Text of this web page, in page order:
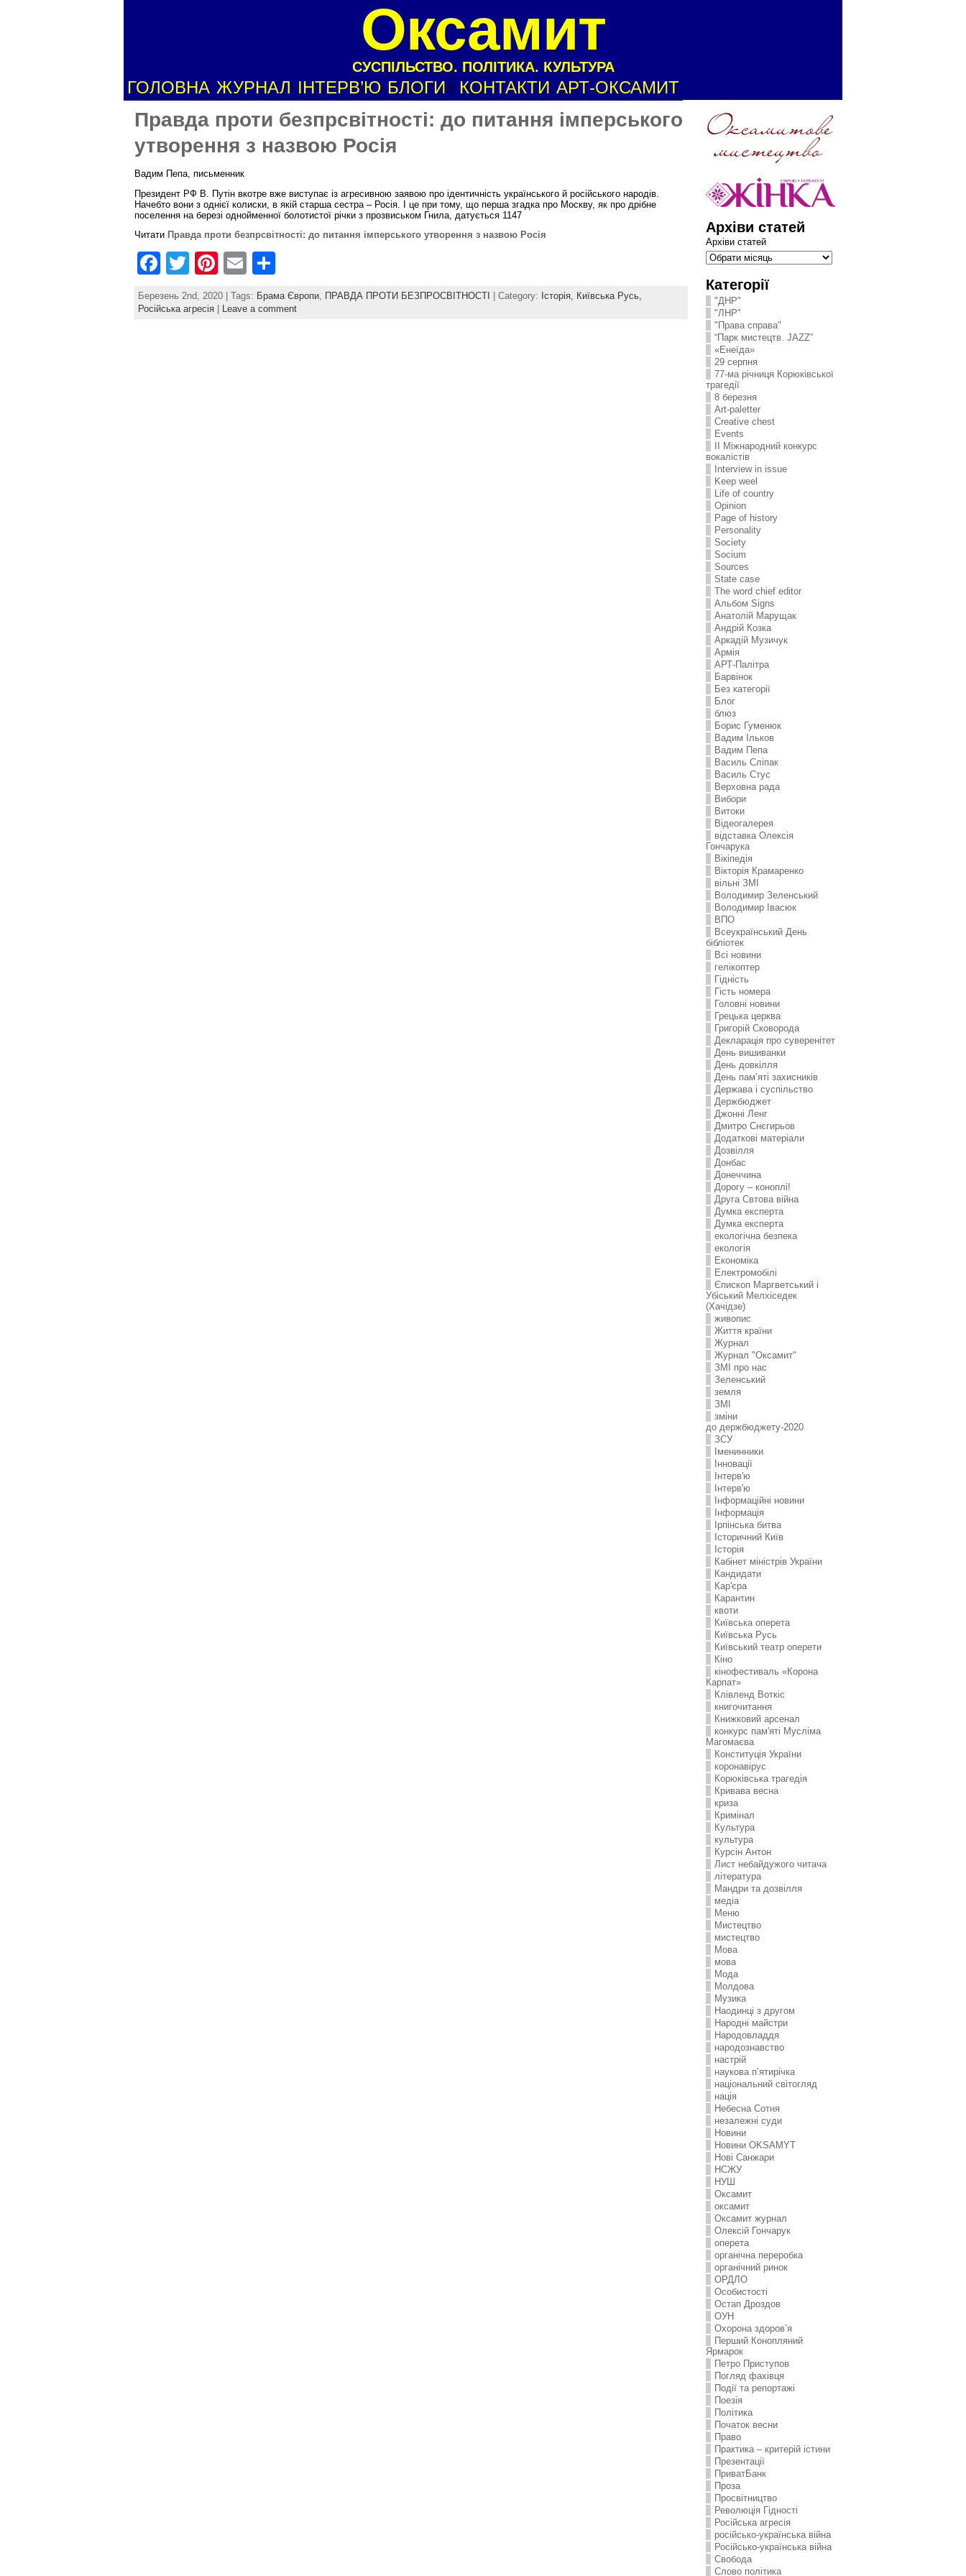
Оксамит
СУСПІЛЬСТВО. ПОЛІТИКА. КУЛЬТУРА
ГОЛОВНА ЖУРНАЛ ІНТЕРВ’Ю БЛОГИ КОНТАКТИ АРТ-ОКСАМИТ
Правда проти безпрсвітності: до питання імперського
утворення з назвою Росія
Вадим Пепа, письменник
Президент РФ В. Путін вкотре вже виступає із агресивною заявою про ідентичність українського й російського народів.
Начебто вони з однієї колиски, в якій старша сестра – Росія. І це при тому, що перша згадка про Москву, як про дрібне
поселення на березі однойменної болотистої річки з прозвиськом Гнила, датується 1147
Читати Правда проти безпрсвітності: до питання імперського утворення з назвою Росія
F
c
T
w
itt
Pi
nt
er
E
m
ai
h
ar
Березень 2nd, 2020 | Tags: Брама Європи, ПРАВДА ПРОТИ БЕЗПРОСВІТНОСТІ | Category: Історія, Київська Русь,
Російська агресія
Leave a comment
Архіви статей
Архіви статей
Категорії
"ДНР"
"ЛНР"
"Права справа"
“Парк мистецтв. JAZZ”
«Енеїда»
29 серпня
77-ма річниця Корюківської
трагедії
8 березня
Art-paletter
Creative chest
Events
II Міжнародний конкурс
вокалістів
Interview in issue
Keep weel
Life of country
Opinion
Page of history
Personality
Society
Socium
Sources
State case
The word chief editor
Альбом Signs
Анатолій Марущак
Андрій Козка
Аркадій Музичук
Армія
АРТ-Палітра
Барвінок
Без категорії
Блог
блюз
Борис Гуменюк
Вадим Ільков
Вадим Пепа
Василь Сліпак
Василь Стус
Верховна рада
Вибори
Витоки
Відеогалерея
відставка Олексія
Гончарука
Вікіпедія
Вікторія Крамаренко
вільні ЗМІ
Володимир Зеленський
Володимир Івасюк
ВПО
Всеукраїнський День
бібліотек
Всі новини
гелікоптер
Гідність
Гість номера
Головні новини
Грецька церква
Григорій Сковорода
Декларація про суверенітет
День вишиванки
День довкілля
День пам’яті захисників
Держава і суспільство
Держбюджет
Джонні Ленг
Дмитро Снєгирьов
Додаткові матеріали
Дозвілля
Донбас
Донеччина
Дорогу – коноплі!
Друга Свтова війна
Думка експерта
Думка експерта
екологічна безпека
екологія
Економіка
Електромобілі
Єпископ Маргветський і
Убіський Мелхіседек
(Хачідзе)
живопис
Життя країни
Журнал
Журнал "Оксамит"
ЗMI про нас
Зеленський
земля
ЗМІ
зміни
до держбюджету-2020
ЗСУ
Іменинники
Інновації
Інтерв'ю
Інтерв'ю
Інформаційні новини
Інформація
Ірпінська битва
Історичний Київ
Історія
Кабінет міністрів України
Кандидати
Кар'єра
Карантин
квоти
Київська оперета
Київська Русь
Київський театр оперети
Кіно
кінофестиваль «Корона
Карпат»
Клівленд Воткіс
книгочитання
Книжковий арсенал
конкурс пам'яті Мусліма
Магомаєва
Конституція України
коронавірус
Корюківська трагедія
Кривава весна
криза
Кримінал
Культура
культура
Курсін Антон
Лист небайдужого читача
література
Мандри та дозвілля
медіа
Меню
Мистецтво
мистецтво
Мова
мова
Мода
Молдова
Музика
Наодинці з другом
Народні майстри
Народовладдя
народознавство
настрій
наукова п’ятирічка
національний світогляд
нація
Небесна Сотня
незалежні суди
Новини
Новини OKSAMYT
Нові Санжари
НСЖУ
НУШ
Оксамит
оксамит
Оксамит журнал
Олексій Гончарук
оперета
органічна переробка
органічний ринок
ОРДЛО
Особистості
Остап Дроздов
ОУН
Охорона здоров’я
Перший Конопляний
Ярмарок
Петро Приступов
Погляд фахівця
Події та репортажі
Поезія
Політика
Початок весни
Право
Практика – критерій істини
Презентації
ПриватБанк
Проза
Просвітництво
Революція Гідності
Російська агресія
російсько-українська війна
Російсько-українська війна
Свобода
Слово політика